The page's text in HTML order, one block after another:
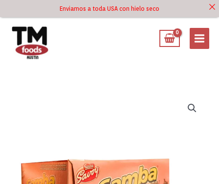
Enviamos a toda USA con hielo seco
al
contenido